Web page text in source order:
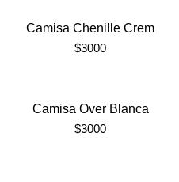
Camisa Chenille Crem
$3000
Camisa Over Blanca
$3000